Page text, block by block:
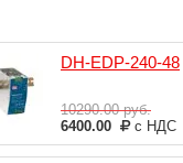
DH-EDP-240-48
10290.00руб.
6400.00
с НДС